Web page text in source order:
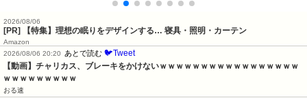
2026/08/06
[PR] 【特集】理想の眠りをデザインする… 寝具・照明・カーテン
Amazon
2026/08/06 20:20
あとで読む 🐦Tweet
【動画】チャリカス、ブレーキをかけないｗｗｗｗｗｗｗｗｗｗｗｗｗｗｗｗｗ
ｗｗｗｗｗｗｗｗｗ
おる速